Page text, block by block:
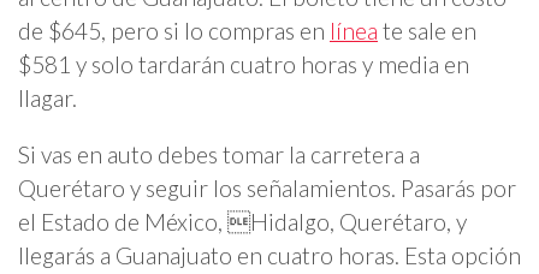
de $645, pero si lo compras en línea te sale en
$581 y solo tardarán cuatro horas y media en
llagar.
Si vas en auto debes tomar la carretera a
Querétaro y seguir los señalamientos. Pasarás por
el Estado de México, Hidalgo, Querétaro, y
llegarás a Guanajuato en cuatro horas. Esta opción